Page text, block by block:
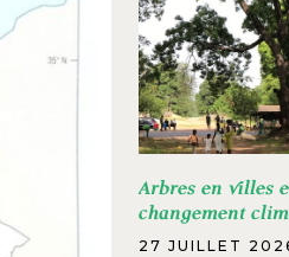
Arbres en villes
changement
27 JUILLET